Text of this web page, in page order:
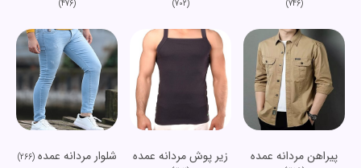
(746)
(702)
(476)
پیراهن مردانه عمده زیر پوش مردانه عمده شلوار مردانه عمده(266)